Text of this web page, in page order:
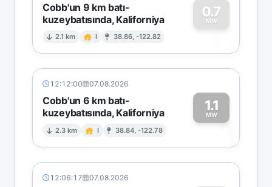
Cobb'un 9 km batı-
kuzeybatısında, Kaliforniya
2.1 km I 38.86, -122.82
0.7
MW
0
12:12:00 07.08.2026
Cobb'un 6 km batı-
kuzeybatısında, Kaliforniya
2.3 km I 38.84, -122.78
1.1
MW1
12:06:17 07.08.2026